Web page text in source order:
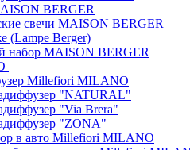
BERGER
свечи MAISON BERGER
(Lampe Berger)
набор MAISON BERGER
Millefiori MILANO
"NATURAL"
"Via Brera"
"ZONA"
в авто Millefiori MILANO